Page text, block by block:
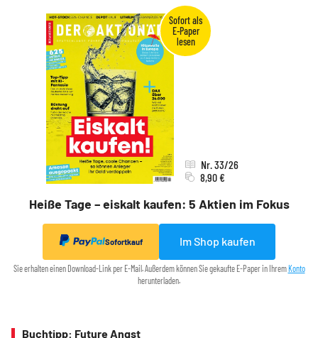
Heiße Tage – eiskalt kaufen: 5 Aktien im Fokus
Nr. 33/26
8,90 €
Sofortkauf Im Shop kaufen
Sie erhalten einen Download-Link per E-Mail. Außerdem können Sie gekaufte E-Paper in IhremKonto
herunterladen.
Buchtipp: Future Angst